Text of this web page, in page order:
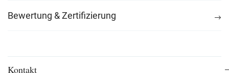
Bewertung & Zertifizierung
Kontakt